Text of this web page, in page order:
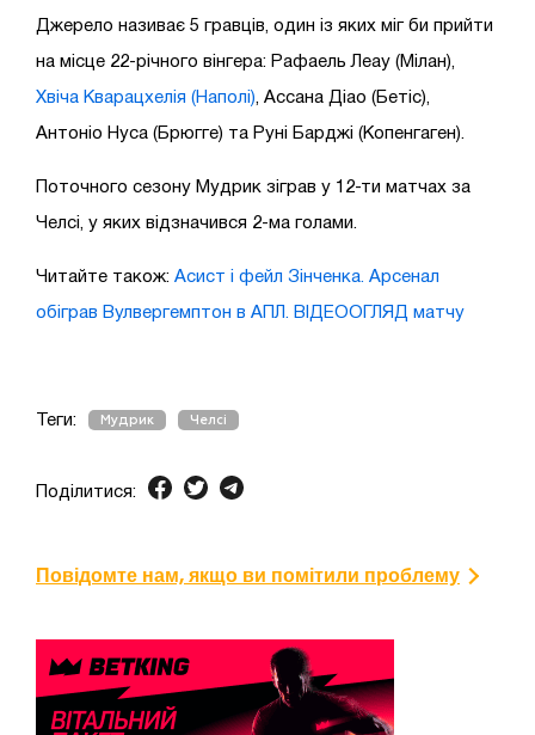
Джерело називає 5 гравців, один із яких міг би прийти
на місце 22-річного вінгера: Рафаель Леау (Мілан),
Хвіча Кварацхелія (Наполі), Ассана Діао (Бетіс),
Антоніо Нуса (Брюгге) та Руні Барджі (Копенгаген).
Поточного сезону Мудрик зіграв у 12-ти матчах за
Челсі, у яких відзначився 2-ма голами.
Читайте також: Асист і фейл Зінченка. Арсенал
обіграв Вулвергемптон в АПЛ. ВІДЕООГЛЯД матчу
Теги: Мудрик Челсі
Поділитися:
Повідомте нам, якщо ви помітили проблему